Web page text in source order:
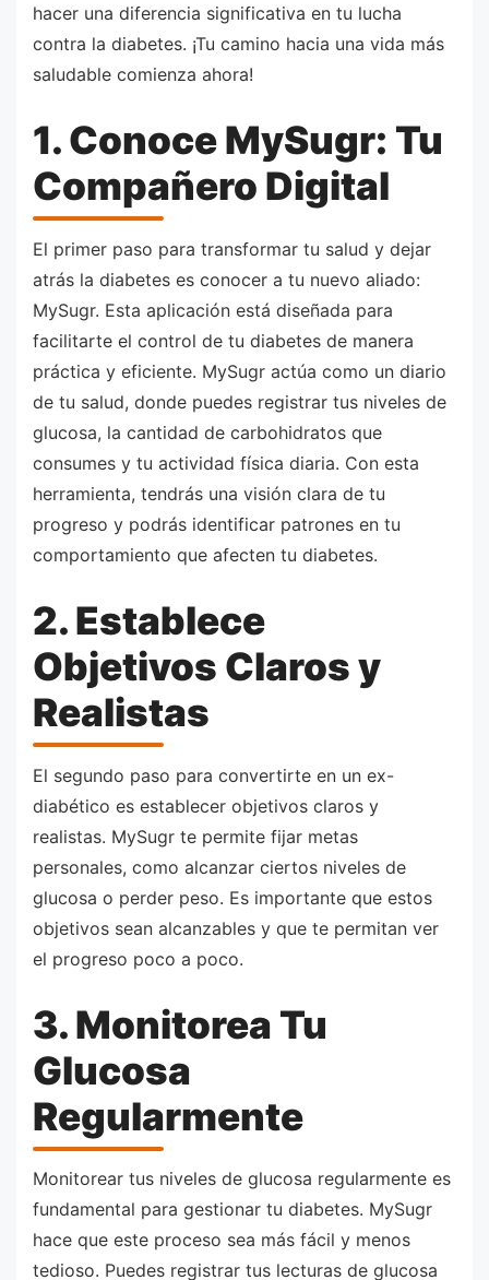
hacer una diferencia significativa en tu lucha
contra la diabetes. ¡Tu camino hacia una vida más
saludable comienza ahora!
1. Conoce MySugr: Tu
Compañero Digital
El primer paso para transformar tu salud y dejar
atrás la diabetes es conocer a tu nuevo aliado:
MySugr. Esta aplicación está diseñada para
facilitarte el control de tu diabetes de manera
práctica y eficiente. MySugr actúa como un diario
de tu salud, donde puedes registrar tus niveles de
glucosa, la cantidad de carbohidratos que
consumes y tu actividad física diaria. Con esta
herramienta, tendrás una visión clara de tu
progreso y podrás identificar patrones en tu
comportamiento que afecten tu diabetes.
2. Establece
Objetivos Claros y
Realistas
El segundo paso para convertirte en un ex-
diabético es establecer objetivos claros y
realistas. MySugr te permite fijar metas
personales, como alcanzar ciertos niveles de
glucosa o perder peso. Es importante que estos
objetivos sean alcanzables y que te permitan ver
el progreso poco a poco.
3. Monitorea Tu
Glucosa
Regularmente
Monitorear tus niveles de glucosa regularmente es
fundamental para gestionar tu diabetes. MySugr
hace que este proceso sea más fácil y menos
tedioso. Puedes registrar tus lecturas de glucosa